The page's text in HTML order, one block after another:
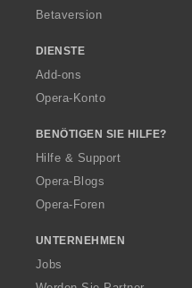
Betaversion
DIENSTE
Add-ons
Opera-Konto
BENÖTIGEN SIE HILFE?
Hilfe & Support
Opera-Blogs
Opera-Foren
UNTERNEHMEN
Jobs